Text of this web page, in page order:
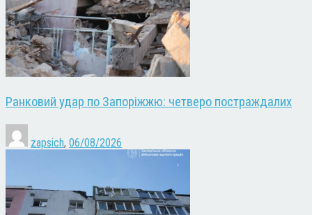
Ранковий удар по Запоріжжю: четверо постраждалих
zapsich, 06/08/2026